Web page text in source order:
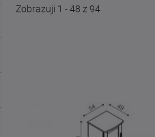
Zobrazuji 1 - 48 z 94